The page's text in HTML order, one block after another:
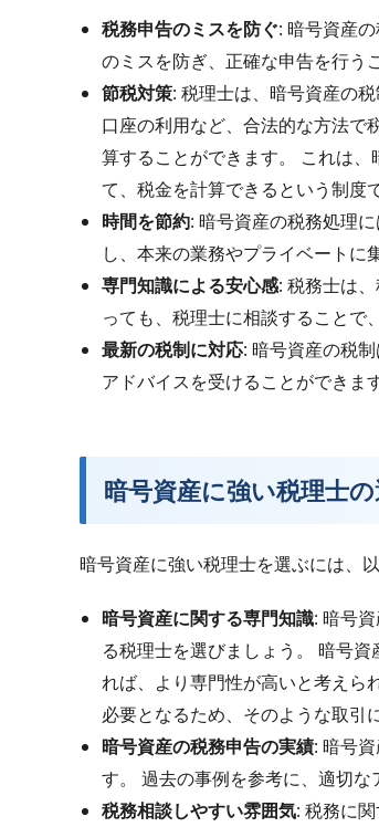
税務申告のミスを防ぐ: 暗号資産
のミスを防ぎ、正確な申告を行う
節税対策: 税理士は、暗号資産の
口座の利用など、合法的な方法で
算することができます。 これは
て、税金を計算できるという制度
時間を節約: 暗号資産の税務処理
し、本来の業務やプライベートに
専門知識による安心感: 税務士は
っても、税理士に相談することで
最新の税制に対応: 暗号資産の税
アドバイスを受けることができま
暗号資産に強い税理士
暗号資産に強い税理士を選ぶには、
暗号資産に関する専門知識: 暗号
る税理士を選びましょう。 暗号
れば、より専門性が高いと考えら
必要となるため、そのような取引
暗号資産の税務申告の実績: 暗号
す。 過去の事例を参考に、適切
税務相談しやすい雰囲気: 税務に